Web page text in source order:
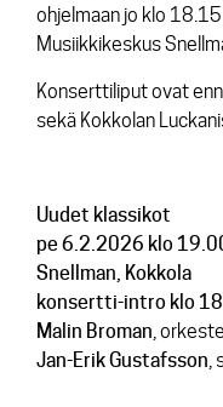
ohjelmaan jo klo
Musiikkikeskus
Konserttiliput ovat
sekä Kokkolan
Uudet klassikot
pe 6.2.2026 klo
Snellman, Kokkola
konsertti-intro klo
Malin Broman,
Jan-Erik Gustafsson,